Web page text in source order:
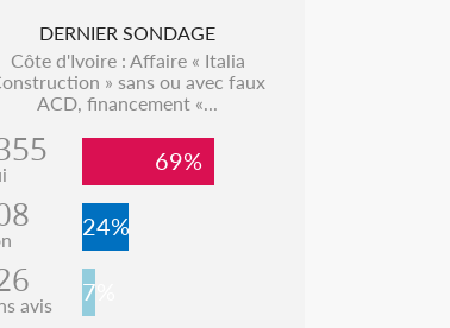
DERNIER SONDAGE
Côte d'Ivoire : Affaire « Italia
» sans ou avec faux
ACD, financement «...
69%
24%
avis 7%